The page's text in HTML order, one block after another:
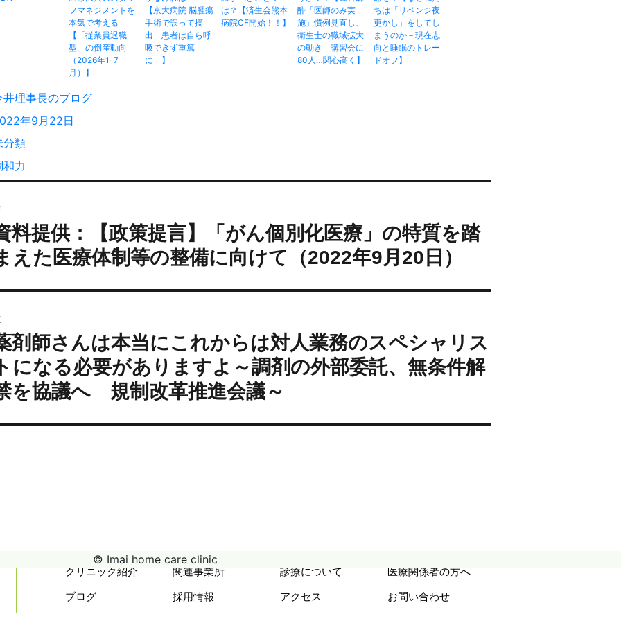
フマネジメントを
本気で考える
【「従業員退職
型」の倒産動向
（2026年1-7
月）】
【京大病院 脳腫瘍
手術で誤って摘
出 患者は自ら呼
吸できず重篤
に 】
は？【済生会熊本
病院CF開始！！】
酔「医師のみ実
施」慣例見直し、
衛生士の職域拡大
の動き 講習会に
80人…関心高く】
ちは「リベンジ夜
更かし」をしてし
まうのか－現在志
向と睡眠のトレー
ドオフ】
井理事長のブログ
年9月22日
分類
和力
:
料提供：【政策提言】「がん個別化医療」の特質を踏
えた医療体制等の整備に向けて（2022年9月20日）
:
剤師さんは本当にこれからは対人業務のスペシャリス
になる必要がありますよ～調剤の外部委託、無条件解
を協議へ 規制改革推進会議～
クリニック紹介 関連事業所 診療について
医療関係者の方へ
ブログ
採用情報 アクセス お問い合わせ
© Imai home care clinic